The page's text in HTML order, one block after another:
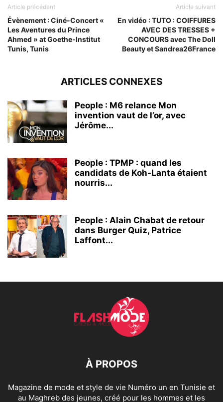
Article précédent
Évènement : Ciné-Concert «
Les Aventures du Prince
Ahmed » at Goethe-Institut
Tunis, Tunis
Article suivant
En vidéo : TUTO : COIFFURES
AVEC DES TRESSES +
CONCOURS avec The Doll
Beauty et Sandrea26France
ARTICLES CONNEXES
People : M6 relance Mon
invention vaut de l’or, avec
Jérôme...
People : TPMP : quand les
candidats de Koh-Lanta étaient
nourris...
People : Alain Chabat de retour
dans Burger Quiz, Patrice
Laffont...
À PROPOS
Magazine de mode et style de vie Numéro un en Tunisie et
au Maghreb des jeunes, créé pour les hommes et les